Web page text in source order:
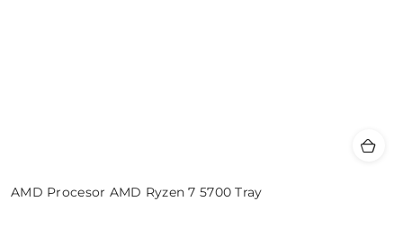
AMD Procesor AMD Ryzen 7 5700 Tray